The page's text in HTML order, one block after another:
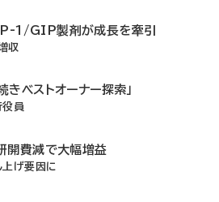
1/GIP製剤が成長を牽引
収
きベストオーナー探索」
役員
研開費減で大幅増益
上げ要因に